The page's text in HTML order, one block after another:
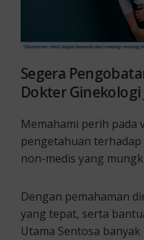
Segera
Dokter Ginekologi
Memahami perih pada
pengetahuan
non-medis yang
Dengan pemahaman
yang tepat, serta
Utama Sentosa